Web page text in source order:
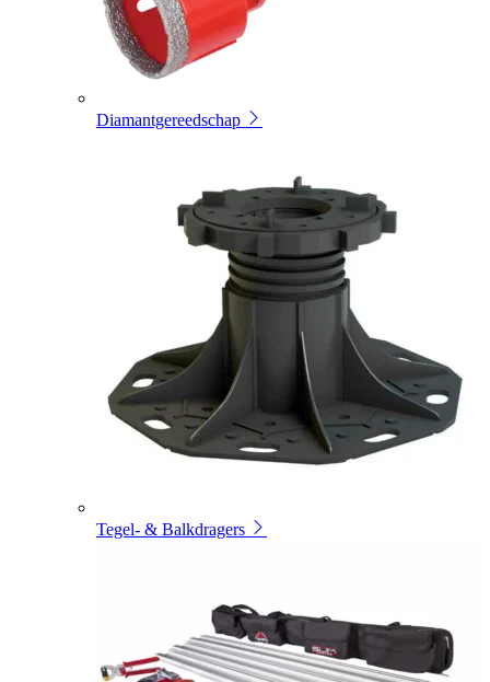
Diamantgereedschap
Tegel- & Balkdragers